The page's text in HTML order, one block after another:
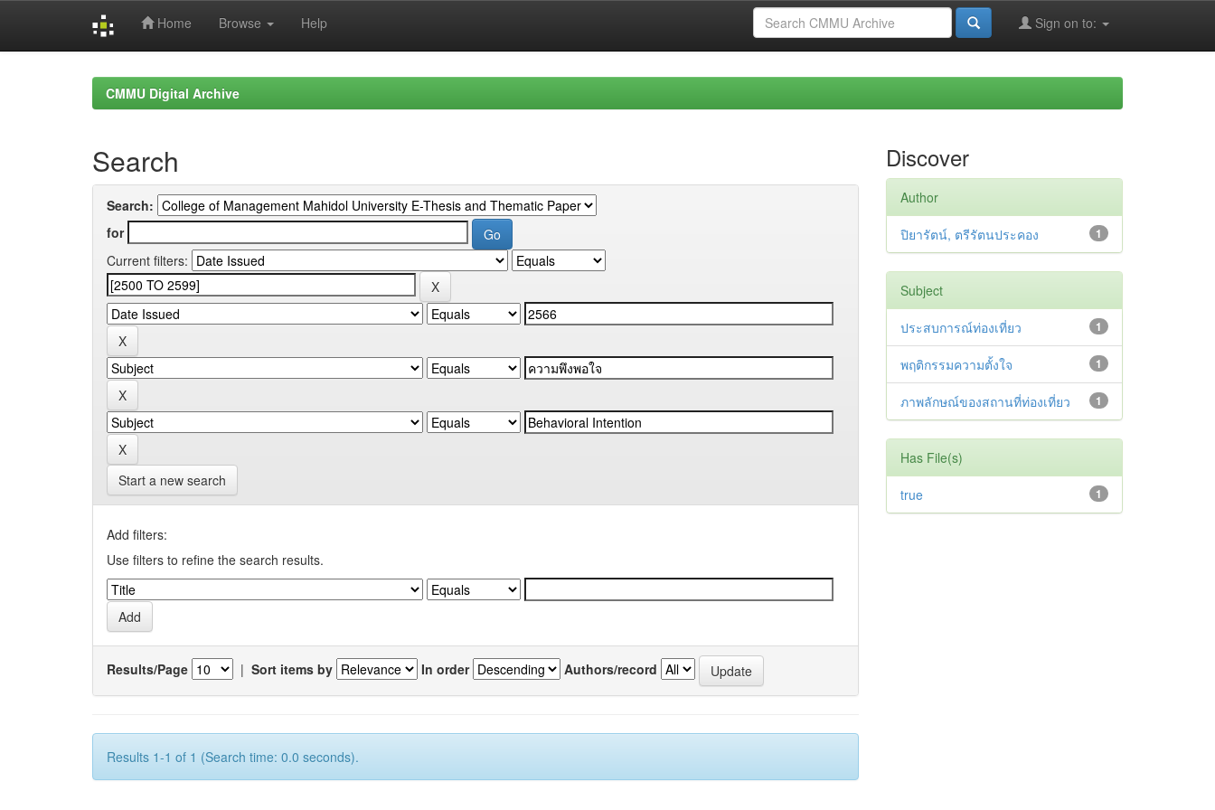
Home Browse Help Sign on to:
CMMU Digital Archive
Search
Search:
for
Current filters:
Start a new search
Add filters:
Use filters to refine the search results.
Results/Page | Sort items by In order Authors/record
Results 1-1 of 1 (Search time: 0.0 seconds).
Discover
Author
1
ปิยารัตน์, ตรีรัตนประคอง
Subject
1
ประสบการณ์ท่องเที่ยว
1
พฤติกรรมความตั้งใจ
1
ภาพลักษณ์ของสถานที่ท่องเที่ยว
Has File(s)
1
true